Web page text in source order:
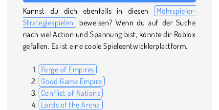
Kannst du dich ebenfalls in diesen
Mehrspieler-
Strategiespielen beweisen? Wenn du auf der Suche
nach viel Action und Spannung bist, könnte dir Roblox
gefallen. Es ist eine coole Spieleentwicklerplattform.
Forge of Empires
Good Game Empire
Conflict of Nations
Lords of the Arena